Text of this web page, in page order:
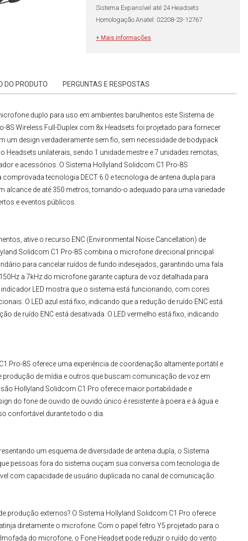
Sistema Expansível até 24 Headsets
Homologação Anatel: 02208-23-12767
+ Mais informações
DO PRODUTO PERGUNTAS E RESPOSTAS
duplo para uso em ambientes barulhentos este Sistema de
8S Wireless Full-Duplex com 8x Headsets foi projetado para fornecer
um design verdadeiramente sem fio, sem necessidade de bodypack
Headsets unilaterais, sendo 1 unidade mestre e 7 unidades remotas,
e acessórios. O Sistema Hollyland Solidcom C1 Pro-8S
tecnologia DECT 6.0 e tecnologia de antena dupla para
alcance de até 350 metros, tornando-o adequado para uma variedade
e eventos públicos.
ative o recurso ENC (Environmental Noise Cancellation) de
Solidcom C1 Pro-8S combina o microfone direcional principal
para cancelar ruídos de fundo indesejados, garantindo uma fala
a 7kHz do microfone garante captura de voz detalhada para
LED mostra que o sistema está funcionando, com cores
O LED azul está fixo, indicando que a redução de ruído ENC está
de ruído ENC está desativada. O LED vermelho está fixo, indicando
Pro-8S oferece uma experiência de coordenação altamente portátil e
produção de mídia e outros que buscam comunicação de voz em
Hollyland Solidcom C1 Pro oferece maior portabilidade e
do fone de ouvido de ouvido único é resistente à poeira e à água e
confortável durante todo o dia.
um esquema de diversidade de antena dupla, o Sistema
pessoas fora do sistema ouçam sua conversa com tecnologia de
com capacidade de usuário duplicada no canal de comunicação.
produção externos? O Sistema Hollyland Solidcom C1 Pro oferece
diretamente o microfone. Com o papel feltro Y5 projetado para o
do microfone, o Fone Headset pode reduzir o ruído do vento